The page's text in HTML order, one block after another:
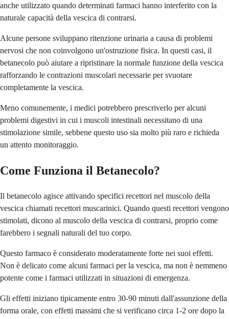
anche utilizzato quando determinati farmaci hanno interferito con la
naturale capacità della vescica di contrarsi.
Alcune persone sviluppano ritenzione urinaria a causa di problemi
nervosi che non coinvolgono un'ostruzione fisica. In questi casi, il
betanecolo può aiutare a ripristinare la normale funzione della vescica
rafforzando le contrazioni muscolari necessarie per svuotare
completamente la vescica.
Meno comunemente, i medici potrebbero prescriverlo per alcuni
problemi digestivi in cui i muscoli intestinali necessitano di una
stimolazione simile, sebbene questo uso sia molto più raro e richieda
un attento monitoraggio.
Come Funziona il Betanecolo?
Il betanecolo agisce attivando specifici recettori nel muscolo della
vescica chiamati recettori muscarinici. Quando questi recettori vengono
stimolati, dicono al muscolo della vescica di contrarsi, proprio come
farebbero i segnali naturali del tuo corpo.
Questo farmaco è considerato moderatamente forte nei suoi effetti.
Non è delicato come alcuni farmaci per la vescica, ma non è nemmeno
potente come i farmaci utilizzati in situazioni di emergenza.
Gli effetti iniziano tipicamente entro 30-90 minuti dall'assunzione della
forma orale, con effetti massimi che si verificano circa 1-2 ore dopo la